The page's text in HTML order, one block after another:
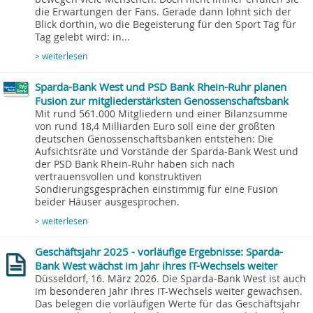
die Erwartungen der Fans. Gerade dann lohnt sich der
Blick dorthin, wo die Begeisterung für den Sport Tag für
Tag gelebt wird: in...
> weiterlesen
Sparda-Bank West und PSD Bank Rhein-Ruhr planen
Fusion zur mitgliederstärksten Genossenschaftsbank
Mit rund 561.000 Mitgliedern und einer Bilanzsumme
von rund 18,4 Milliarden Euro soll eine der größten
deutschen Genossenschaftsbanken entstehen: Die
Aufsichtsräte und Vorstände der Sparda-Bank West und
der PSD Bank Rhein-Ruhr haben sich nach
vertrauensvollen und konstruktiven
Sondierungsgesprächen einstimmig für eine Fusion
beider Häuser ausgesprochen.
> weiterlesen
Geschäftsjahr 2025 - vorläufige Ergebnisse: Sparda-
Bank West wächst im Jahr ihres IT-Wechsels weiter
Düsseldorf, 16. März 2026. Die Sparda-Bank West ist auch
im besonderen Jahr ihres IT-Wechsels weiter gewachsen.
Das belegen die vorläufigen Werte für das Geschäftsjahr